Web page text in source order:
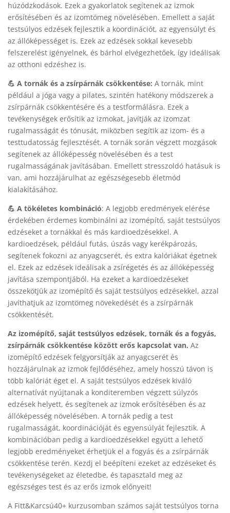
húzódzkodások. Ezek a gyakorlatok segítenek az izmok
erősítésében és az izomtömeg növelésében. Emellett a saját
testsúlyos edzések fejlesztik a koordinációt, az egyensúlyt és
az állóképességet is. Ezek az edzések sokkal kevesebb
felszerelést igényelnek, és bárhol elvégezhetőek, így ideálisak
az otthoni edzéshez is.
💪 A tornák és a zsírpárnák csökkentése: A tornák, mint
például a jóga vagy a pilates, szintén hatékony módszerek a
zsírpárnák csökkentésére és a testformálásra. Ezek a
tevékenységek erősítik az izmokat, javítják az izomzat
rugalmasságát és tónusát, miközben segítik az izom- és a
testtudatosság fejlesztését. A tornák során végzett mozgások
segítenek az állóképesség növelésében és a test
rugalmasságának javításában. Emellett stresszoldó hatásuk is
van, ami hozzájárulhat az egészségesebb életmód
kialakításához.
💪 A tökéletes kombináció: A legjobb eredmények elérése
érdekében érdemes kombinálni az izomépítő, saját testsúlyos
edzéseket a tornákkal és más kardioedzésekkel. A
kardioedzések, például futás, úszás vagy kerékpározás,
segítenek fokozni az anyagcserét, és extra kalóriákat égetnek
el. Ezek az edzések ideálisak a zsírégetés és az állóképesség
javítása szempontjából. Ha ezeket a kardioedzéseket
összekötjük az izomépítő és saját testsúlyos edzésekkel, azzal
javíthatjuk az izomtömeg növekedését és a zsírpárnák
csökkentését.
Az izomépítő, saját testsúlyos edzések, tornák és a fogyás,
zsírpárnák csökkentése között erős kapcsolat van. Az
izomépítő edzések felgyorsítják az anyagcserét és
hozzájárulnak az izmok fejlődéséhez, amely hosszú távon is
több kalóriát éget el. A saját testsúlyos edzések kiváló
alternatívát nyújtanak a konditeremben végzett súlyzós
edzések helyett, és segítenek az izmok erősítésében és az
állóképesség növelésében. A tornák pedig a test
rugalmasságát, koordinációját és egyensúlyát fejlesztik. A
kombinációban pedig a kardioedzésekkel együtt a lehető
legjobb eredményeket érhetjük el a fogyás és a zsírpárnák
csökkentése terén. Kezdj el beépíteni ezeket az edzéseket és
tevékenységeket az életedbe, és tapasztald meg az
egészséges test és az erős izmok előnyeit!
A Fitt&Karcsú40+ kurzusomban számos saját testsúlyos torna